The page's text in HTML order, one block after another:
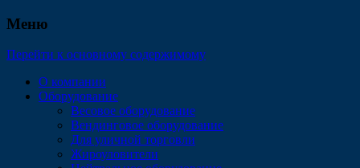
Меню
Перейти к основному содержимому
О компании
Оборудование
Весовое оборудование
Вендинговое оборудование
Для уличной торговли
Жироуловители